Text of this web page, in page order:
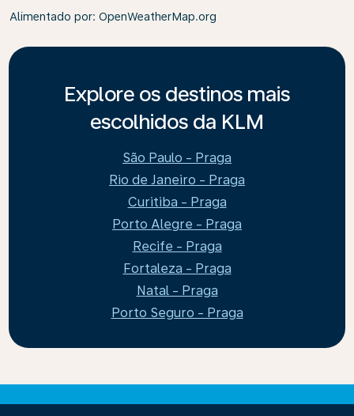
Alimentado por: OpenWeatherMap.org
Explore os destinos mais
escolhidos da KLM
São Paulo - Praga
Rio de Janeiro - Praga
Curitiba - Praga
Porto Alegre - Praga
Recife - Praga
Fortaleza - Praga
Natal - Praga
Porto Seguro - Praga